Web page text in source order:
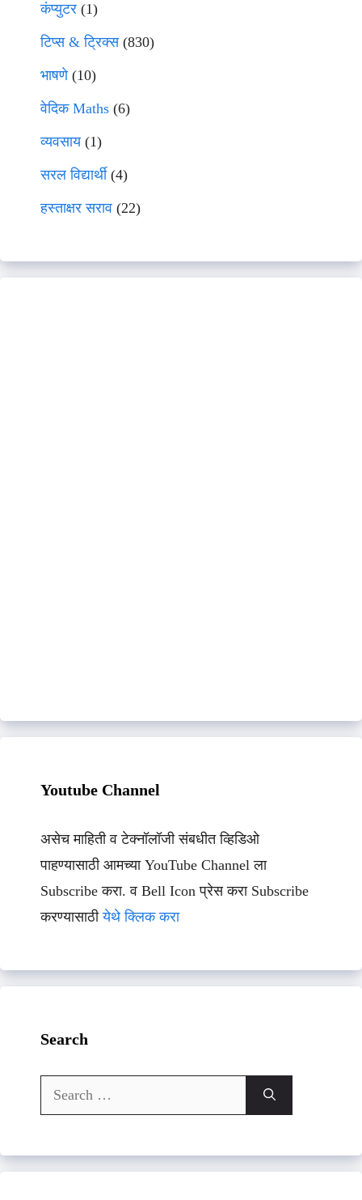
कंप्युटर (1)
टिप्स & ट्रिक्स(830)
भाषणे(10)
वेदिक Maths (6)
व्यवसाय(1)
सरल विद्यार्थी(4)
हस्ताक्षर सराव (22)
Youtube Channel
असेच माहिती व टेक्नॉलॉजी संबधीत व्हिडिओ
पाहण्यासाठी आमच्या YouTube Channel ला
Subscribe करा. व Bell Icon प्रेस करा Subscribe
करण्यासाठीयेथे क्लिक करा
Search
Search
for: